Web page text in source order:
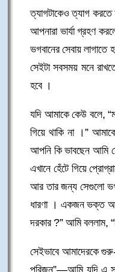
ত্যাগটাকেও ত্যাগ করতে
আপনারা ভার্যা গ্রহণ
ভগবানের সেবায় লাগাতে
সেইটা সবসময় মনে
হবে ।
যদি আমাকে কেউ বলে,
গিয়ে থাকি না ।”
আপনি কি ভাবছেন আমি
এখানে হেঁটে গিয়ে
আর তার জন্য সেগুলো
ধারণা । একজন ভক্ত
দরকার ?” আমি বললাম,
সেইভাবে আমাদেরকে
পরিজন”—আমি যদি এ